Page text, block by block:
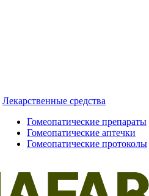
Лекарственные средства
Гомеопатические препараты
Гомеопатические аптечки
Гомеопатические протоколы